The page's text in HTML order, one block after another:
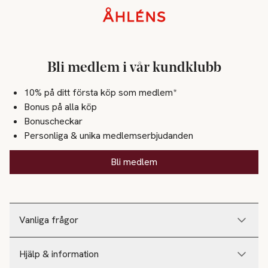
Vanliga frågor
Hjälp & information
Bli medlem i vår kundklubb
10% på ditt första köp som medlem*
Bonus på alla köp
Bonuscheckar
Personliga & unika medlemserbjudanden
Bli medlem